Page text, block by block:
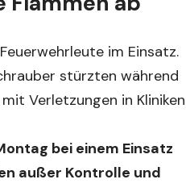
im Einsatz.
stürzten während
Verletzungen in Kliniken
bei einem Einsatz
außer Kontrolle und